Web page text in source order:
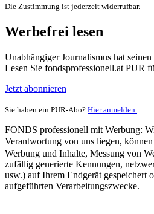
Die Zustimmung ist jederzeit widerrufbar.
Werbefrei lesen
Unabhängiger Journalismus hat seinen
Lesen Sie fondsprofessionell.at PUR
Jetzt abonnieren
Sie haben ein PUR-Abo? Hier anmelden.
FONDS professionell mit Werbung:
Verantwortung von uns liegen,
Werbung und Inhalte, Messung von
zufällig generierte Kennungen,
usw.) auf Ihrem Endgerät gespeichert
aufgeführten Verarbeitungszwecke.